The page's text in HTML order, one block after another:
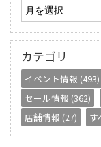
カテゴリ
イベント情報 (493)
セール情報 (362)
店舗情報 (27)
す